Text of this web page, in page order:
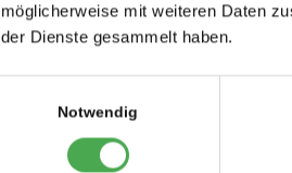
möglicherweise mit weiteren Daten
der Dienste gesammelt haben.
Notwendig